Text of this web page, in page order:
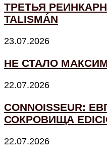
ТРЕТЬЯ
TALISMÁN
23.07.2026
НЕ СТАЛО
22.07.2026
CONNOISSEUR:
СОКРОВИЩА
22.07.2026